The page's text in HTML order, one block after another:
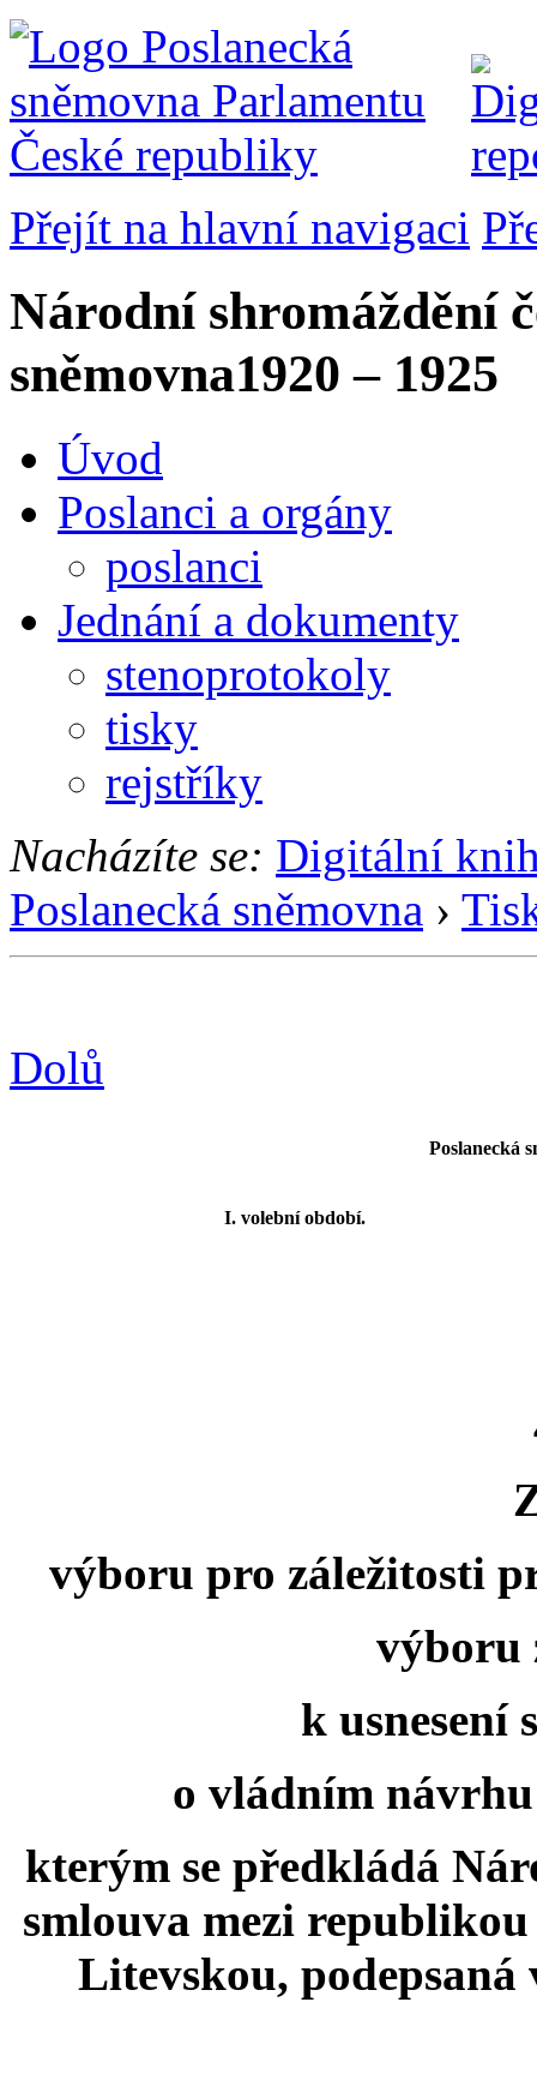
Přejít na hlavní navigaci
Národní shromáždění
sněmovna1920 – 1925
Úvod
Poslanci a orgány
poslanci
Jednání a dokumenty
stenoprotokoly
tisky
rejstříky
Nacházíte se: Digitální
Poslanecká sněmovna ›
Dolů
Poslanecká
I. volební období.
výboru pro záležitosti
výboru
k usnesení
o vládním návrhu
kterým se předkládá
smlouva mezi
Litevskou, podepsaná